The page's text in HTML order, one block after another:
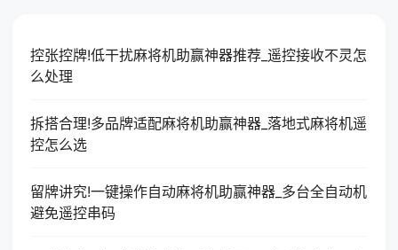
控张控牌!低干扰麻将机助赢神器推荐_遥控接收不灵怎
么处理
拆搭合理!多品牌适配麻将机助赢神器_落地式麻将机遥
控怎么选
留牌讲究!一键操作自动麻将机助赢神器_多台全自动机
避免遥控串码